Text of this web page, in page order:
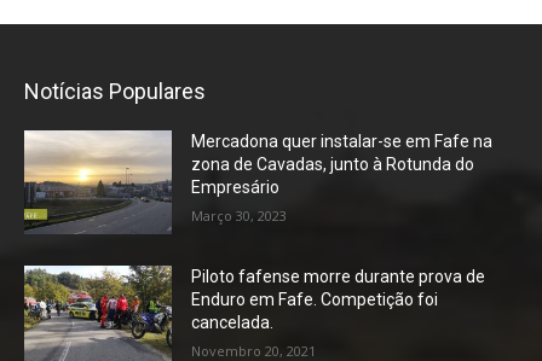
Notícias Populares
Mercadona quer instalar-se em Fafe na
zona de Cavadas, junto à Rotunda do
Empresário
Março 30, 2023
Piloto fafense morre durante prova de
Enduro em Fafe. Competição foi
cancelada.
Novembro 20, 2021